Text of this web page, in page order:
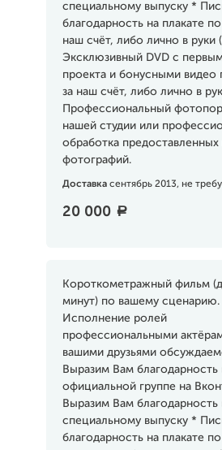
специальному выпуску *
благодарность на плакате
наш счёт, либо лично в руки
Эксклюзивный DVD с
проекта и бонусными видео
за наш счёт, либо лично в
Профессиональный
нашей студии или
обработка предоставленных
фотографий.
Доставка сентябрь 2013, не
20 000 a
Короткометражный фильм
минут) по вашему сценарию.
Исполнение ролей
профессиональными
вашими друзьями
Выразим Вам благодарность
официальной группе на
Выразим Вам благодарность
специальному выпуску *
благодарность на плакате